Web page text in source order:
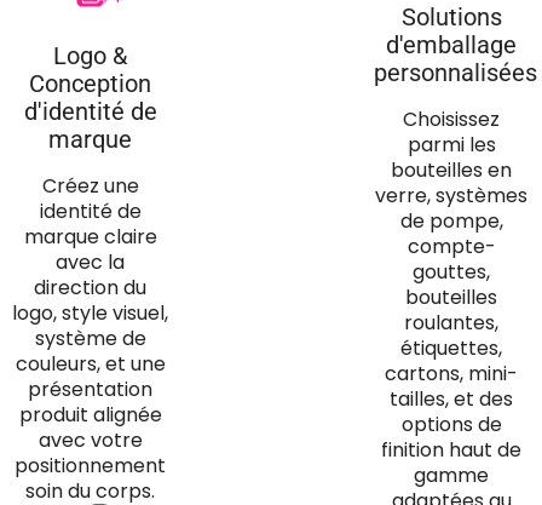
Logo &
Conception
d'identité de
marque
Créez une
identité de
marque claire
avec la
direction du
logo, style visuel,
système de
couleurs, et une
présentation
produit alignée
avec votre
positionnement
soin du corps.
Solutions
d'emballage
personnalisées
Choisissez
parmi les
bouteilles en
verre, systèmes
de pompe,
compte-
gouttes,
bouteilles
roulantes,
étiquettes,
cartons, mini-
tailles, et des
options de
finition haut de
gamme